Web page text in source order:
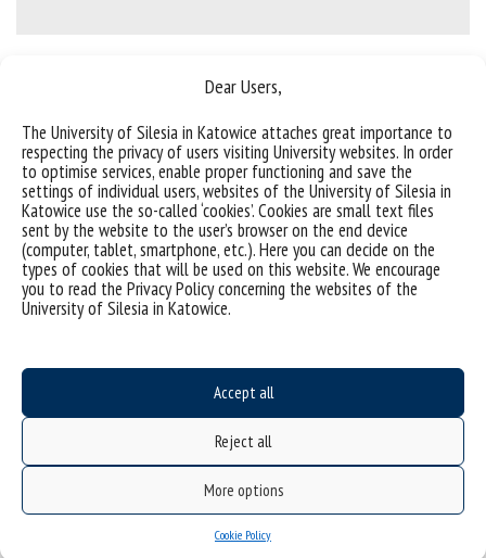
Dear Users,
The University of Silesia in Katowice attaches great importance to
respecting the privacy of users visiting University websites. In order
to optimise services, enable proper functioning and save the
settings of individual users, websites of the University of Silesia in
Katowice use the so-called ‘cookies’. Cookies are small text files
sent by the website to the user’s browser on the end device
(computer, tablet, smartphone, etc.). Here you can decide on the
types of cookies that will be used on this website. We encourage
you to read the Privacy Policy concerning the websites of the
University of Silesia in Katowice.
Accept all
Reject all
More options
Cookie Policy
Annoucement for 2023/2024
Results for 2023/2024
Scholarship holders in 2022/2023